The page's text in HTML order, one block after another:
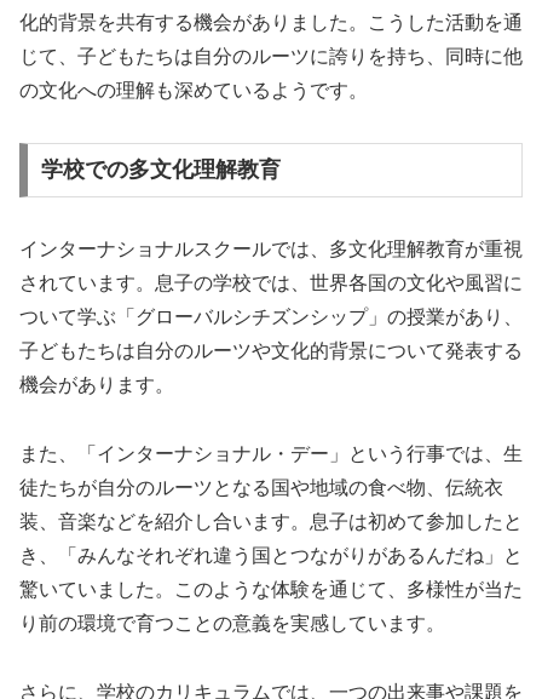
化的背景を共有する機会がありました。こうした活動を通
じて、子どもたちは自分のルーツに誇りを持ち、同時に他
の文化への理解も深めているようです。
学校での多文化理解教育
インターナショナルスクールでは、多文化理解教育が重視
されています。息子の学校では、世界各国の文化や風習に
ついて学ぶ「グローバルシチズンシップ」の授業があり、
子どもたちは自分のルーツや文化的背景について発表する
機会があります。
また、「インターナショナル・デー」という行事では、生
徒たちが自分のルーツとなる国や地域の食べ物、伝統衣
装、音楽などを紹介し合います。息子は初めて参加したと
き、「みんなそれぞれ違う国とつながりがあるんだね」と
驚いていました。このような体験を通じて、多様性が当た
り前の環境で育つことの意義を実感しています。
さらに、学校のカリキュラムでは、一つの出来事や課題を